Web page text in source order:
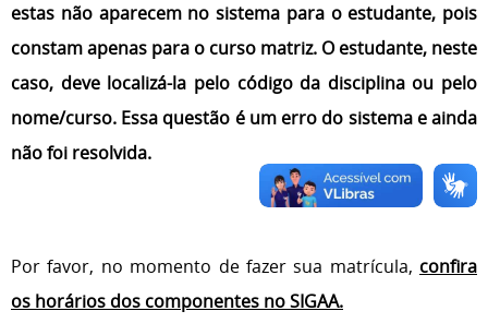
estas não aparecem no sistema para o estudante, pois
constam apenas para o curso matriz. O estudante, neste
caso, deve localizá-la pelo código da disciplina ou pelo
nome/curso. Essa questão é um erro do sistema e ainda
não foi resolvida.
Por favor, no momento de fazer sua matrícula, confira
os horários dos componentes no SIGAA.